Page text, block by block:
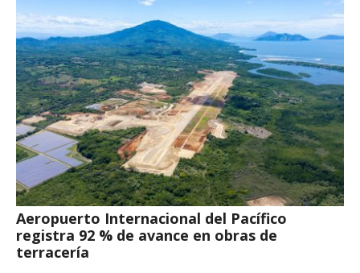
Aeropuerto Internacional del Pacífico
registra 92 % de avance en obras de
terracería